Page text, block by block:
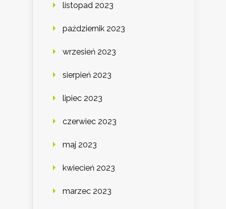
listopad 2023
październik 2023
wrzesień 2023
sierpień 2023
lipiec 2023
czerwiec 2023
maj 2023
kwiecień 2023
marzec 2023